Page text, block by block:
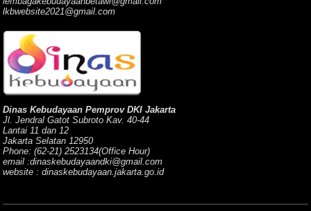
lkbwebsite2021@gmail.com
Dinas Kebudayaan Pemprov DKI Jakarta
Jl. Jendral Gatot Subroto Kav. 40-44
Lantai 11 dan 12
Jakarta Selatan 12950
Phone: (62-21) 2523134(Office Hour)
email :dinaskebudayaandki@gmail.com
website : dinaskebudayaan.jakarta.go.id